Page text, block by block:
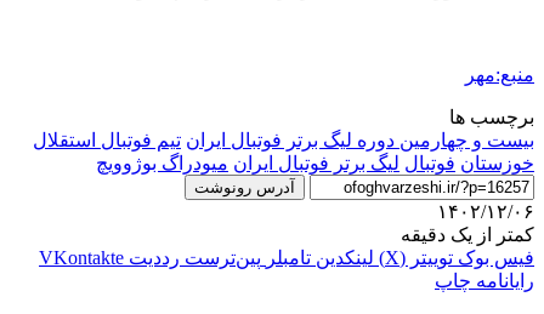
منبع:مهر
برچسب ها
بیست و چهارمین دوره لیگ برتر فوتبال ایران تیم فوتبال استقلال
خوزستان فوتبال لیگ برتر فوتبال ایران میودراگ بوژوویچ
آدرس رونوشت
۱۴۰۲/۱۲/۰۶
کمتر از یک دقیقه
فیس بوک توییتر (X) لینکدین ‫تامبلر ‫پین‌ترست ‫رددیت ‫VKontakte
رایانامه چاپ